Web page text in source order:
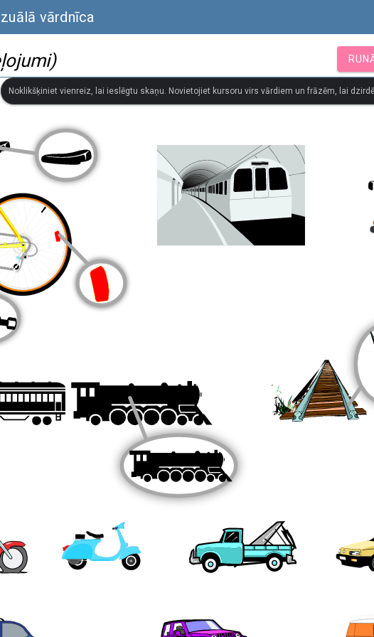
vārdnīca
Noklikšķiniet vienreiz, lai ieslēgtu skaņu. Novietojiet kursoru virs vārdiem un frāzēm, lai